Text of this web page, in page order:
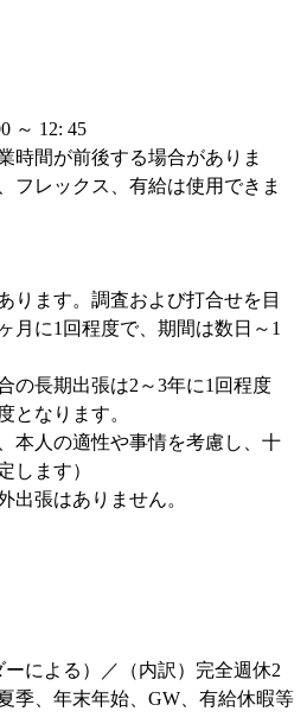
～ 12: 45
時間が前後する場合がありま
フレックス、有給は使用できま
ります。調査および打合せを目
月に1回程度で、期間は数日～1
の長期出張は2～3年に1回程度
となります。
本人の適性や事情を考慮し、十
します）
出張はありません。
による）／（内訳）完全週休2
季、年末年始、GW、有給休暇等